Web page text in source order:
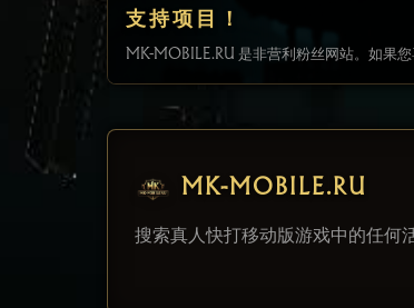
支持项目！
MK-MOBILE.RU 是非营利粉丝网站。如果
MK-MOBILE.RU
搜索真人快打移动版游戏中的任何